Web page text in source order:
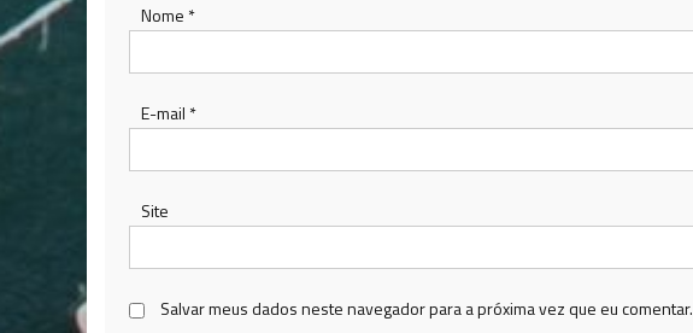
Nome *
E-mail *
Site
Salvar meus dados neste navegador para a próxima vez que eu comentar.